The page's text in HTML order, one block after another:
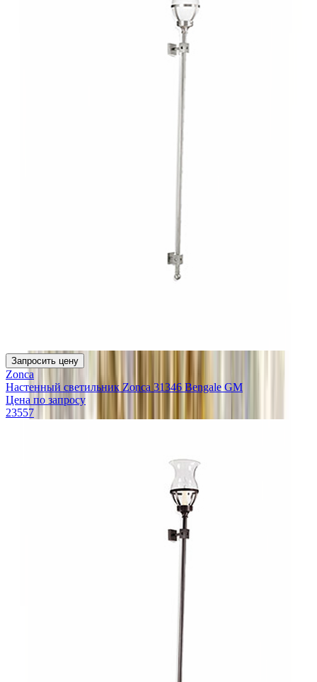
Запросить цену
Zonca
Настенный светильник Zonca 31346 Bengale GM
Цена по запросу
23557